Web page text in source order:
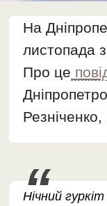
На
листопада
Про це
Нічний